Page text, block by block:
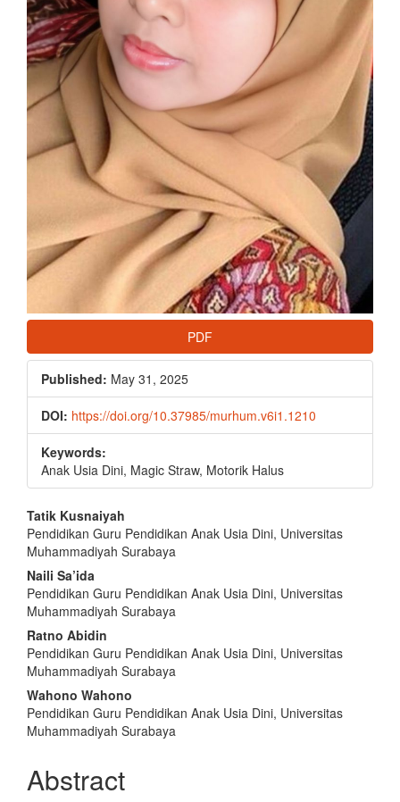
PDF
Published: May 31, 2025
DOI: https://doi.org/10.37985/murhum.v6i1.1210
Keywords:
Anak Usia Dini, Magic Straw, Motorik Halus
Main
Article
Content
Tatik Kusnaiyah
Pendidikan Guru Pendidikan Anak Usia Dini, Universitas
Muhammadiyah Surabaya
Naili Sa’ida
Pendidikan Guru Pendidikan Anak Usia Dini, Universitas
Muhammadiyah Surabaya
Ratno Abidin
Pendidikan Guru Pendidikan Anak Usia Dini, Universitas
Muhammadiyah Surabaya
Wahono Wahono
Pendidikan Guru Pendidikan Anak Usia Dini, Universitas
Muhammadiyah Surabaya
Abstract